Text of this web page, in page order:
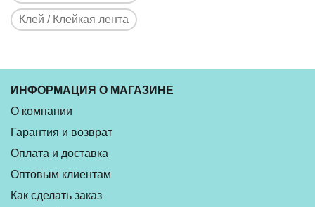
Клей / Клейкая лента
ИНФОРМАЦИЯ О МАГАЗИНЕ
О компании
Гарантия и возврат
Оплата и доставка
Оптовым клиентам
Как сделать заказ